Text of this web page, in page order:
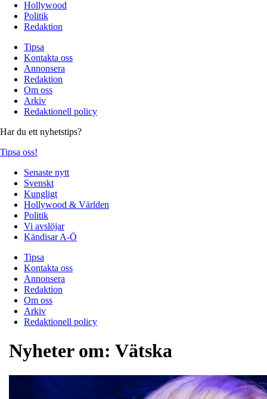
Hollywood
Politik
Redaktion
Tipsa
Kontakta oss
Annonsera
Redaktion
Om oss
Arkiv
Redaktionell policy
Har du ett nyhetstips?
Tipsa oss!
Senaste nytt
Svenskt
Kungligt
Hollywood & Världen
Politik
Vi avslöjar
Kändisar A-Ö
Tipsa
Kontakta oss
Annonsera
Redaktion
Om oss
Arkiv
Redaktionell policy
Nyheter om: Vätska